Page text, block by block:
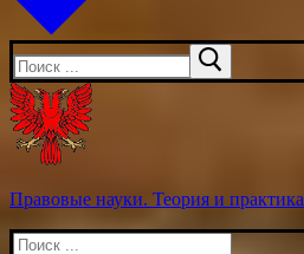
Искать:
Правовые науки. Теория и практика
Искать: